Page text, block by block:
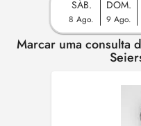
SÁB.
8 Ago.
DOM.
9 Ago.
Marcar uma consulta